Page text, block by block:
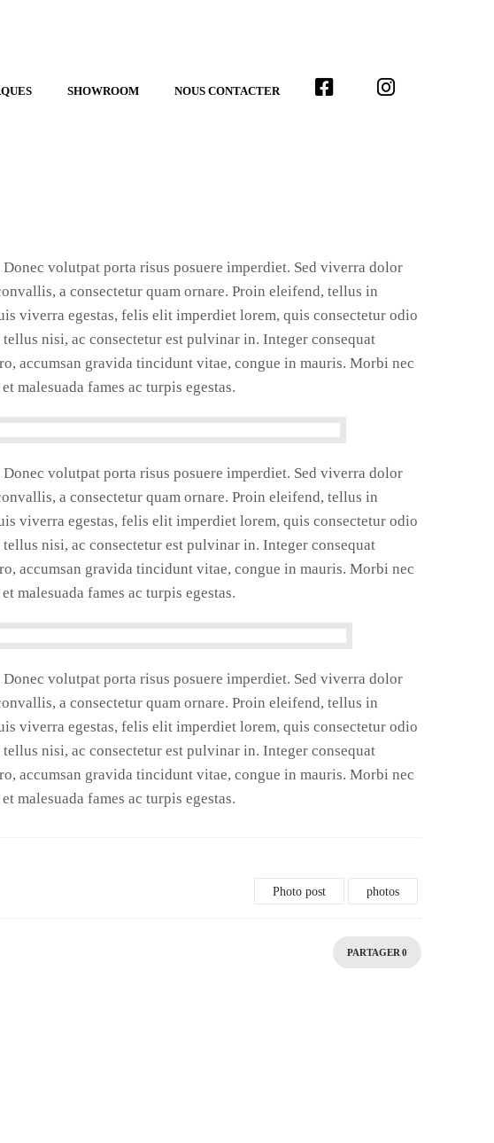
SHOWROOM NOUS CONTACTER ÉLÉMENT
volutpat porta risus posuere imperdiet. Sed viverra dolor
a consectetur quam ornare. Proin eleifend, tellus in
viverra egestas, felis elit imperdiet lorem, quis consectetur odio
nisi, ac consectetur est pulvinar in. Integer consequat
accumsan gravida tincidunt vitae, congue in mauris. Morbi nec
malesuada fames ac turpis egestas.
volutpat porta risus posuere imperdiet. Sed viverra dolor
a consectetur quam ornare. Proin eleifend, tellus in
viverra egestas, felis elit imperdiet lorem, quis consectetur odio
nisi, ac consectetur est pulvinar in. Integer consequat
accumsan gravida tincidunt vitae, congue in mauris. Morbi nec
malesuada fames ac turpis egestas.
volutpat porta risus posuere imperdiet. Sed viverra dolor
a consectetur quam ornare. Proin eleifend, tellus in
viverra egestas, felis elit imperdiet lorem, quis consectetur odio
nisi, ac consectetur est pulvinar in. Integer consequat
accumsan gravida tincidunt vitae, congue in mauris. Morbi nec
malesuada fames ac turpis egestas.
Photo post photos
PARTAGER 0